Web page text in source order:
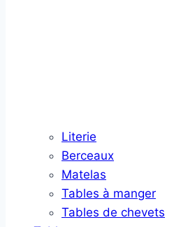
Literie
Berceaux
Matelas
Tables à manger
Tables de chevets